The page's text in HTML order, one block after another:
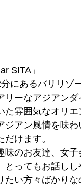
SITA」
にあるバリリゾ
リーなアジアンダ
た雰囲気なオリ
ジアン風情を味わ
けます。
味のお友達、女
とってもお話しし
たい方々ばかりな